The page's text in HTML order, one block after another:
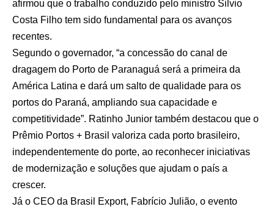
afirmou que o trabalho conduzido pelo ministro Silvio
Costa Filho tem sido fundamental para os avanços
recentes.
Segundo o governador, “a concessão do canal de
dragagem do Porto de Paranaguá será a primeira da
América Latina e dará um salto de qualidade para os
portos do Paraná, ampliando sua capacidade e
competitividade”. Ratinho Junior também destacou que o
Prêmio Portos + Brasil valoriza cada porto brasileiro,
independentemente do porte, ao reconhecer iniciativas
de modernização e soluções que ajudam o país a
crescer.
Já o CEO da Brasil Export, Fabrício Julião, o evento